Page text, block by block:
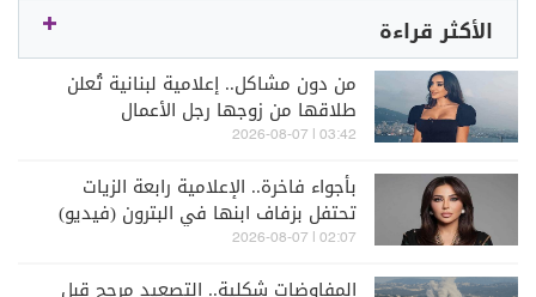
الأكثر قراءة
من دون مشاكل.. إعلامية لبنانية تُعلن
طلاقها من زوجها رجل الأعمال
03:42 | 2026-08-07
بأجواء فاخرة.. الإعلامية رابعة الزيات
تحتفل بزفاف ابنها في البترون (فيديو)
02:07 | 2026-08-07
المفاوضات شكلية.. التصعيد مرجح قبل